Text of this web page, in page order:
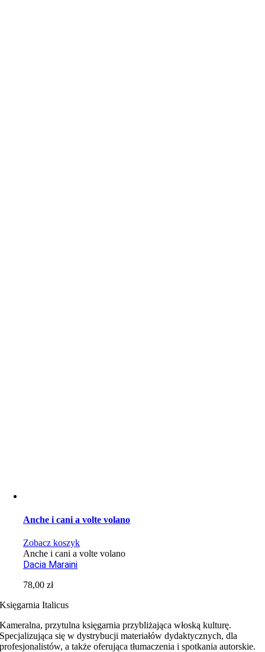
Anche i cani a volte volano
Zobacz koszyk
Anche i cani a volte volano
Dacia Maraini
78,00zł
Księgarnia Italicus
Kameralna, przytulna księgarnia przybliżająca włoską kulturę.
Specjalizująca się w dystrybucji materiałów dydaktycznych, dla
profesjonalistów, a także oferująca tłumaczenia i spotkania autorskie.